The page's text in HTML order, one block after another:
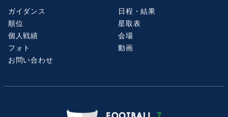
ガイダンス
日程・結果
順位
星取表
個人戦績
会場
フォト
動画
お問い合わせ